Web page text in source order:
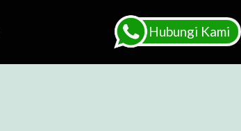
Hubungi Kami